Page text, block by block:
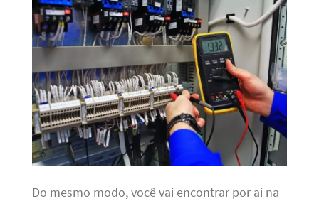
Do mesmo modo, você vai encontrar por ai na